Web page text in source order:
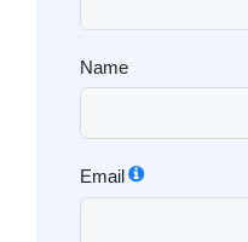
Name
Email